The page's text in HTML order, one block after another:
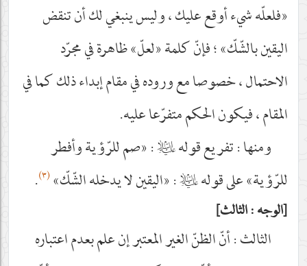
«فلعلّه شيء أوقع عليك ، وليس ينبغي لك أن تنقض
اليقين بالشّكّ» ؛ فإنّ كلمة «لعلّ» ظاهرة في مجرّد
الاحتمال ، خصوصا مع وروده في مقام إبداء ذلك كما في
المقام ، فيكون الحكم متفرّعا عليه.
ومنها : تفريع قولهعليه‌السلام: «صم للرّؤية وأفطر
للرّؤية» على قولهعليه‌السلام: «اليقين لا يدخله الشّكّ»(٣) .
الوجه : الثالث
الثالث : أنّ الظنّ الغير المعتبر إن علم بعدم اعتباره